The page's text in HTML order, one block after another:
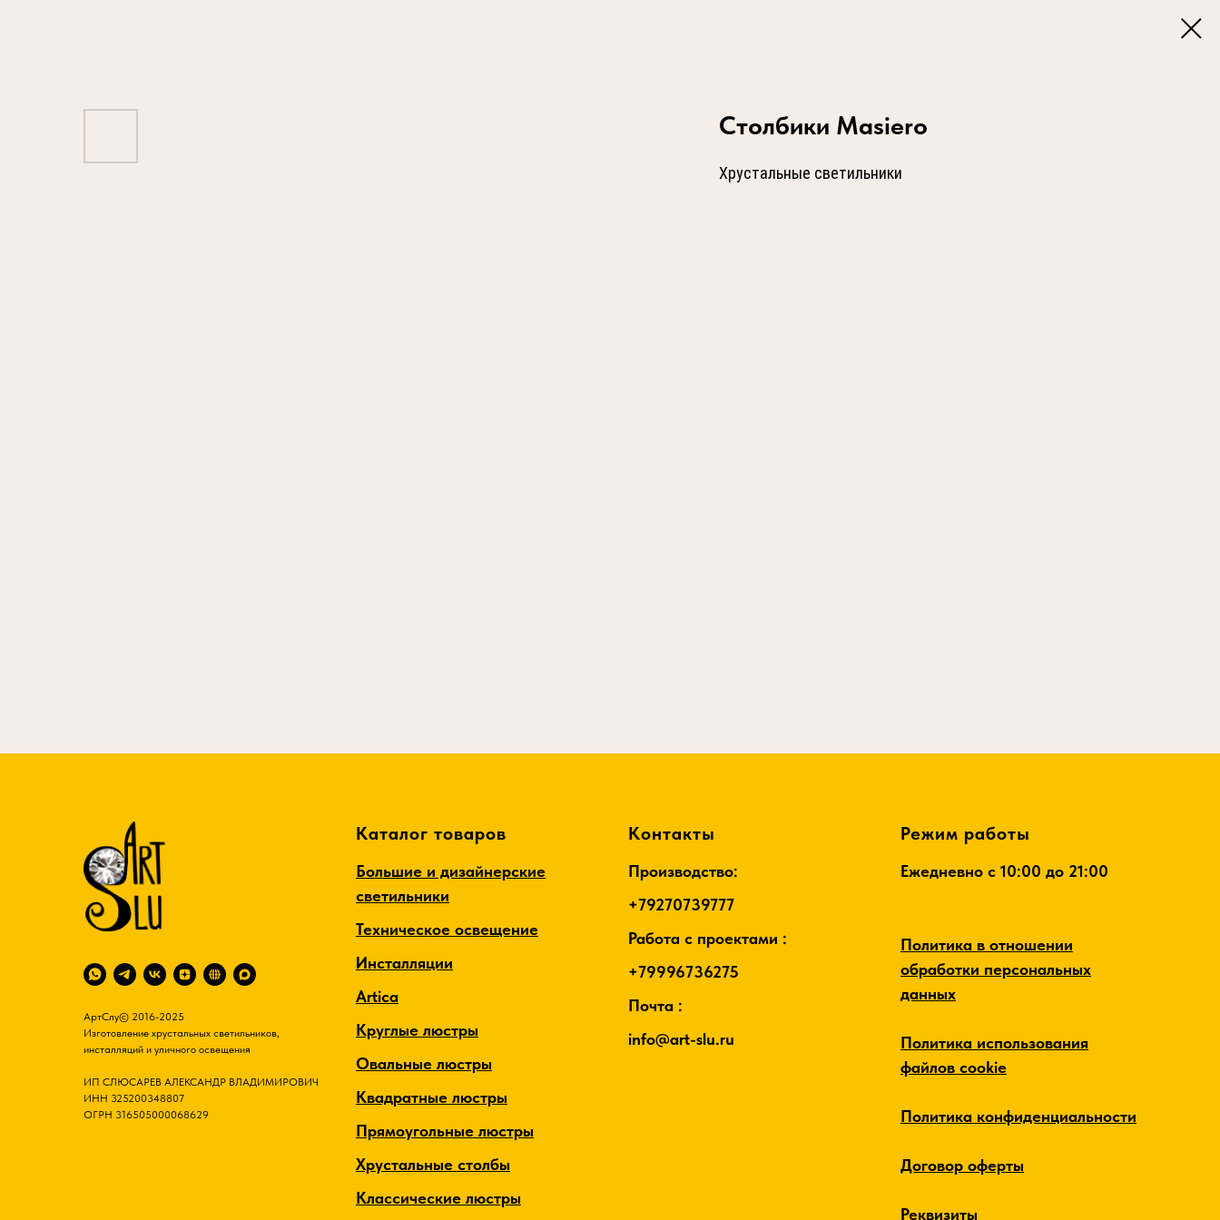
Столбики Masiero
Хрустальные светильники
АртСлу© 2016-2025
Изготовление хрустальных светильников,
инсталляций и уличного освещения
ИП СЛЮСАРЕВ АЛЕКСАНДР ВЛАДИМИРОВИЧ
ИНН 325200348807
ОГРН 316505000068629
Каталог товаров
Большие и дизайнерские
светильники
Техническое освещение
Инсталляции
Artica
Круглые люстры
Овальные люстры
Квадратные люстры
Прямоугольные люстры
Хрустальные столбы
Классические люстры
Контакты
Производство:
+79270739777
Работа с проектами :
+79996736275
Почта :
info@art-slu.ru
Режим работы
Ежедневно c 10:00 до 21:00
Политика в отношении
обработки персональных
данных
Политика использования
файлов cookie
Политика конфиденциальности
Договор оферты
Реквизиты